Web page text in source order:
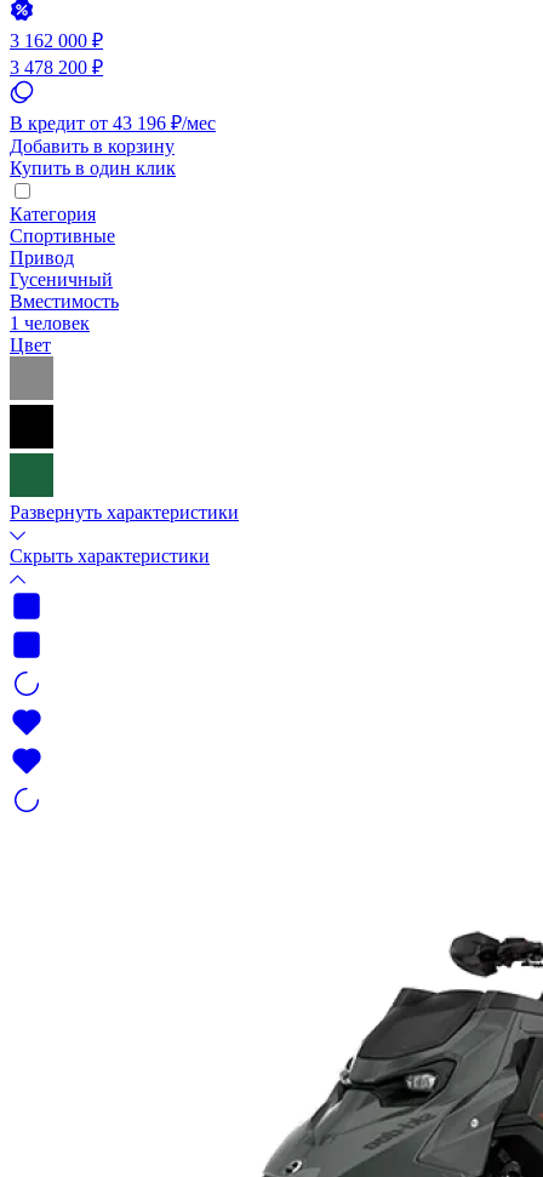
3 162 000 ₽
3 478 200 ₽
В кредит от 43 196 ₽/мес
Добавить в корзину
Купить в один клик
Категория
Спортивные
Привод
Гусеничный
Вместимость
1 человек
Цвет
Развернуть характеристики
Скрыть характеристики